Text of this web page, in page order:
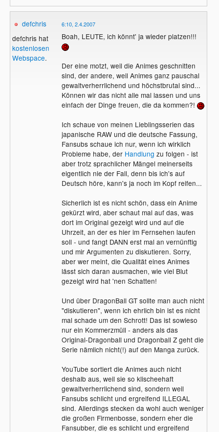
defchris
defchris hat
kostenlosen
Webspace.
6:10, 2.4.2007
Boah, LEUTE, ich könnt' ja wieder platzen!!!
Der eine motzt, weil die Animes geschnitten
sind, der andere, weil Animes ganz pauschal
gewaltverherrlichend und höchstbrutal sind...
Können wir das nicht alle mal lassen und uns
einfach der Dinge freuen, die da kommen?!
Ich schaue von meinen Lieblingsserien das
japanische RAW und die deutsche Fassung,
Fansubs schaue ich nur, wenn ich wirklich
Probleme habe, der Handlung zu folgen - ist
aber trotz sprachlicher Mängel meinerseits
eigentlich nie der Fall, denn bis ich's auf
Deutsch höre, kann's ja noch im Kopf reifen...
Sicherlich ist es nicht schön, dass ein Anime
gekürzt wird, aber schaut mal auf das, was
dort im Original gezeigt wird und auf die
Uhrzeit, an der es hier im Fernsehen laufen
soll - und fangt DANN erst mal an vernünftig
und mir Argumenten zu diskutieren. Sorry,
aber wer meint, die Qualität eines Animes
lässt sich daran ausmachen, wie viel Blut
gezeigt wird hat 'nen Schatten!
Und über DragonBall GT sollte man auch nicht
"diskutieren", wenn ich ehrlich bin ist es nicht
mal schade um den Schrott! Das ist sowieso
nur ein Kommerzmüll - anders als das
Original-Dragonball und Dragonball Z geht die
Serie nämlich nicht(!) auf den Manga zurück.
YouTube sortiert die Animes auch nicht
deshalb aus, weil sie so klischeehaft
gewaltverherrlichend sind, sondern weil
Fansubs schlicht und ergreifend ILLEGAL
sind. Allerdings stecken da wohl auch weniger
die großen Firmenbosse, sondern eher die
Fansubber, die es schlicht und ergreifend